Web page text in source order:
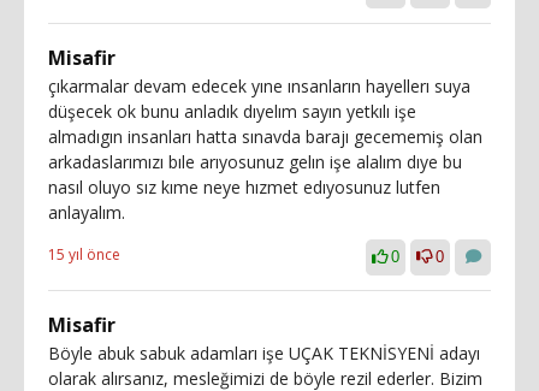
Misafir
çıkarmalar devam edecek yıne ınsanların hayellerı suya
düşecek ok bunu anladık dıyelım sayın yetkılı işe
almadıgın insanları hatta sınavda barajı gecememiş olan
arkadaslarımızı bıle arıyosunuz gelın işe alalım dıye bu
nasıl oluyo sız kıme neye hızmet edıyosunuz lutfen
anlayalım.
15 yıl önce 0 0
Misafir
Böyle abuk sabuk adamları işe UÇAK TEKNİSYENİ adayı
olarak alırsanız, mesleğimizi de böyle rezil ederler. Bizim